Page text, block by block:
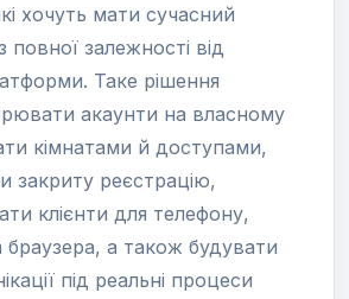
хочуть мати сучасний
залежності від
Таке рішення
акаунти на власному
кімнатами й доступами,
закриту реєстрацію,
клієнти для телефону,
браузера, а також будувати
під реальні процеси